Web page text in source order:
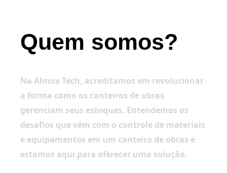
Quem somos?
Na Almox Tech, acreditamos em revolucionar
a forma como os canteiros de obras
gerenciam seus estoques. Entendemos os
desafios que vêm com o controle de materiais
e equipamentos em um canteiro de obras e
estamos aqui para oferecer uma solução.